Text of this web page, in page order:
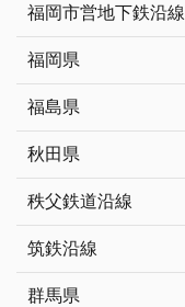
福岡市営地下鉄沿線
福岡県
福島県
秋田県
秩父鉄道沿線
筑鉄沿線
群馬県